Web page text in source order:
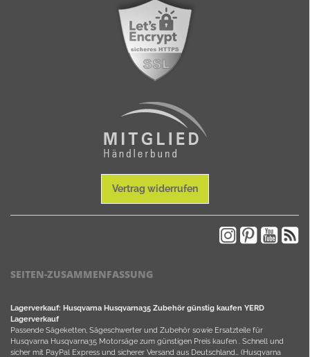
Vertrag widerrufen
SEITEN-ZUSAMMENFASSUNG
Lagerverkauf: Husqvarna Husqvarna35 Zubehör günstig kaufen YERD
Lagerverkauf
Passende Sägeketten, Sägeschwerter und Zubehör sowie Ersatzteile für
Husqvarna Husqvarna35 Motorsäge zum günstigen Preis kaufen . Schnell und
sicher mit PayPal Express und sicherer Versand aus Deutschland… (Husqvarna